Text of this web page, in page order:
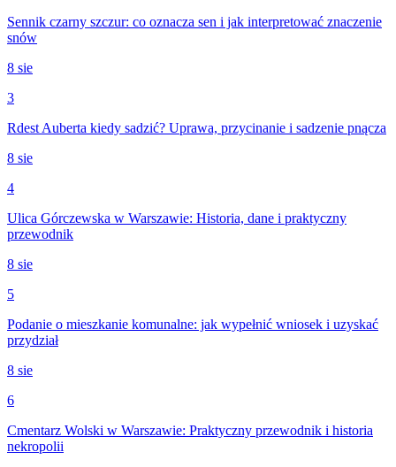
Sennik czarny szczur: co oznacza sen i jak interpretować znaczenie
snów
8 sie
3
Rdest Auberta kiedy sadzić? Uprawa, przycinanie i sadzenie pnącza
8 sie
4
Ulica Górczewska w Warszawie: Historia, dane i praktyczny
przewodnik
8 sie
5
Podanie o mieszkanie komunalne: jak wypełnić wniosek i uzyskać
przydział
8 sie
6
Cmentarz Wolski w Warszawie: Praktyczny przewodnik i historia
nekropolii